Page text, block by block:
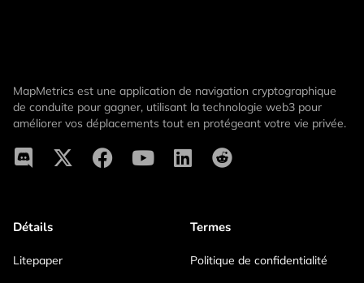
MapMetrics est une application de navigation cryptographique
de conduite pour gagner, utilisant la technologie web3 pour
améliorer vos déplacements tout en protégeant votre vie privée.
Détails
Litepaper
Termes
Politique de confidentialité